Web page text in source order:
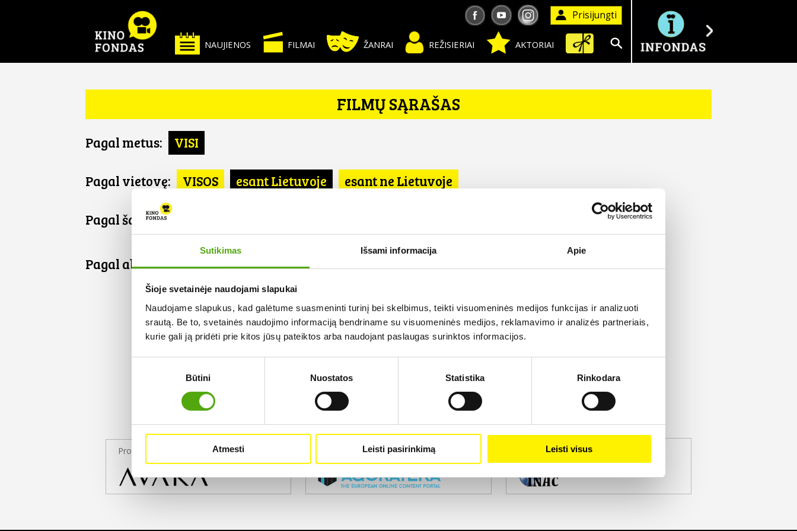
Sutikimas Išsami informacija Apie
Šioje svetainėje naudojami slapukai
Naudojame slapukus, kad galėtume suasmeninti turinį bei skelbimus, teikti visuomeninės medijos funkcijas ir analizuoti
srautą. Be to, svetainės naudojimo informaciją bendriname su visuomeninės medijos, reklamavimo ir analizės partneriais,
kurie gali ją pridėti prie kitos jūsų pateiktos arba naudojant paslaugas surinktos informacijos.
Būtini Nuostatos Statistika Rinkodara
Atmesti Leisti pasirinkimą Leisti visus
Prisijungti
AKTORIAI
REŽISIERIAI
ŽANRAI
FILMAI
NAUJIENOS
Ieškoti
FILMŲ SĄRAŠAS
Pagal metus: VISI
Pagal vietovę: VISOS esant Lietuvoje esant ne Lietuvoje
Pagal šalį: VISOS
Pagal abėcėlę:
Projekto partneris Projekto partneris Projekto partneris